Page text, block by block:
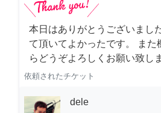
本日はありがとうございまし
て頂いてよかったです。 また
らどうぞよろしくお願い致し
依頼されたチケット
dele